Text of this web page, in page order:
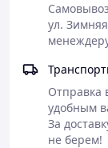
ул.
Отправка
удобным
За
не берем!